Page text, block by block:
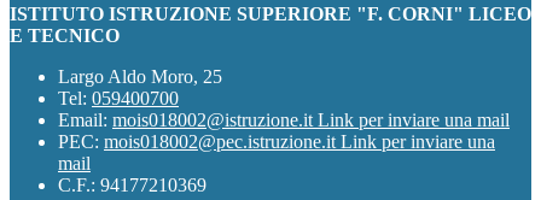
ISTITUTO ISTRUZIONE SUPERIORE "F. CORNI" LICEO
E TECNICO
Largo Aldo Moro, 25
Tel: 059400700
Email: mois018002@istruzione.it Link per inviare una mail
PEC: mois018002@pec.istruzione.it Link per inviare una
mail
C.F.: 94177210369